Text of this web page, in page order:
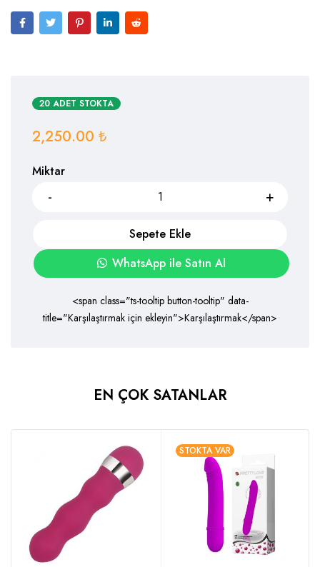
20 ADET STOKTA
2,250.00 ₺
Miktar
Sepete Ekle
WhatsApp ile Satın Al
<span class="ts-tooltip button-tooltip" data-
title="Karşılaştırmak için ekleyin">Karşılaştırmak</span>
EN ÇOK SATANLAR
STOKTA VAR